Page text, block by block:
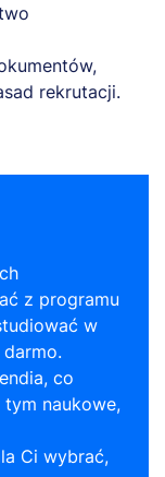
rekrutacji.
z programu
w
co
naukowe,
Ci wybrać,